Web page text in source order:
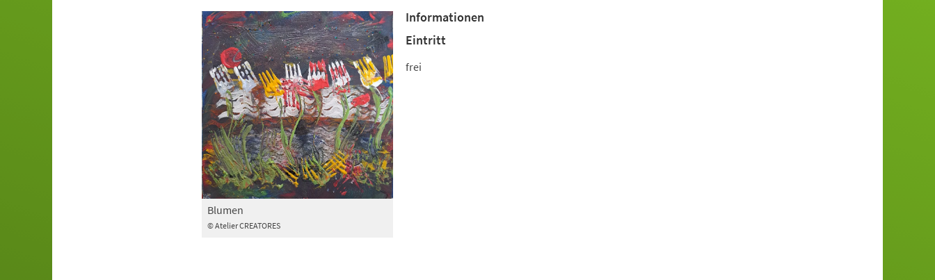
© Atelier CREATORES
Blumen
Informationen
Eintritt
frei